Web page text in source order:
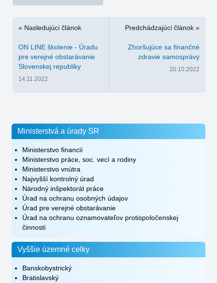
Ministerstvá a úrady SR
Ministerstvo financií
Ministerstvo práce, soc. vecí a rodiny
Ministerstvo vnútra
Najvyšší kontrolný úrad
Národný inšpektorát práce
Úrad na ochranu osobných údajov
Úrad pre verejné obstarávanie
Úrad na ochranu oznamovateľov protispoločenskej
činnosti
Vyššie územné celky
Banskobystrický
Bratislavský
« Nasledujúci článok
ON LINE školenie - Úradu
pre verejné obstarávanie
Slovenskej republiky
14.11.2022
Predchádzajúci článok »
Zhoršujúce sa finančné
zdravie samosprávy
20.10.2022